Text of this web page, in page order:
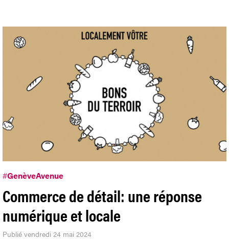
#GenèveAvenue
Commerce de détail: une réponse
numérique et locale
Publié vendredi 24 mai 2024